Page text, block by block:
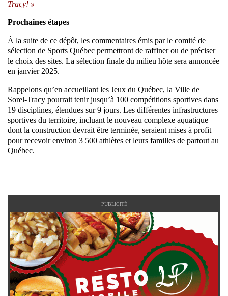
Tracy! »
Prochaines étapes
À la suite de ce dépôt, les commentaires émis par le comité de
sélection de Sports Québec permettront de raffiner ou de préciser
le choix des sites. La sélection finale du milieu hôte sera annoncée
en janvier 2025.
Rappelons qu’en accueillant les Jeux du Québec, la Ville de
Sorel-Tracy pourrait tenir jusqu’à 100 compétitions sportives dans
19 disciplines, étendues sur 9 jours. Les différentes infrastructures
sportives du territoire, incluant le nouveau complexe aquatique
dont la construction devrait être terminée, seraient mises à profit
pour recevoir environ 3 500 athlètes et leurs familles de partout au
Québec.
PUBLICITÉ